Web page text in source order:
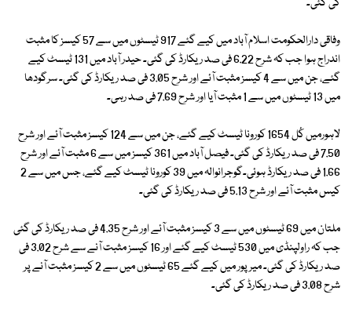
وفاقی دارالحکومت اسلام آباد میں کیے گئے 917 ٹیسٹوں میں سے 57 کیسز کا مثبت
اندراج ہوا جب کہ شرح 6.22 فی صد ریکارڈ کی گئی۔ حیدر آباد میں 131 ٹیسٹ کیے
گئے، جن میں سے 4 کیسز مثبت آئے اور شرح 3.05 فی صد ریکارڈ کی گئی۔ سرگودھا
میں 13 ٹیسٹوں میں سے 1 مثبت آیا اور شرح 7.69 فی صد رہی۔
لاہورمیں کُل 1654 کورونا ٹیسٹ کیے گئے، جن میں سے 124 کیسز مثبت آئے اور شرح
7.50 فی صد ریکارڈ کی گئی۔ فیصل آباد میں 361 کیسز میں سے 6 مثبت آئے اور شرح
1.66 فی صد ریکارڈ ہوئی۔گوجرانوالہ میں 39 کورونا ٹیسٹ کیے گئے، جس میں سے 2
کیس مثبت آئے اور شرح 5.13 فی صد ریکارڈ کی گئی۔
ملتان میں 69 ٹیسٹوں میں سے 3 کیسز مثبت آئے اور شرح 4.35 فی صد ریکارڈ کی گئی
جب کہ راولپنڈی میں 530 ٹیسٹ کیے گئے اور 16 کیسز مثبت آنے سے شرح 3.02 فی
صد ریکارڈ کی گئی۔ میرپور میں کیے گئے 65 ٹیسٹوں میں سے 2 کیسز مثبت آنے پر
شرح 3.08 فی صد ریکارڈ کی گئی۔